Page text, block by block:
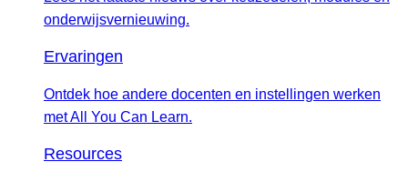
onderwijsvernieuwing.
Ervaringen
Ontdek hoe andere docenten en instellingen werken
met All You Can Learn.
Resources